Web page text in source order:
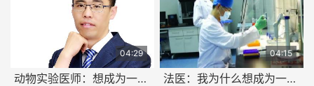
04:29
动物实验医师：想成为一名动物实验医师该怎么做？
04:15
法医：我为什么想成为一名法医